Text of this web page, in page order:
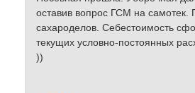
оставив вопрос ГСМ на самотек.
сахароделов. Себестоимость
текущих условно-постоянных
))